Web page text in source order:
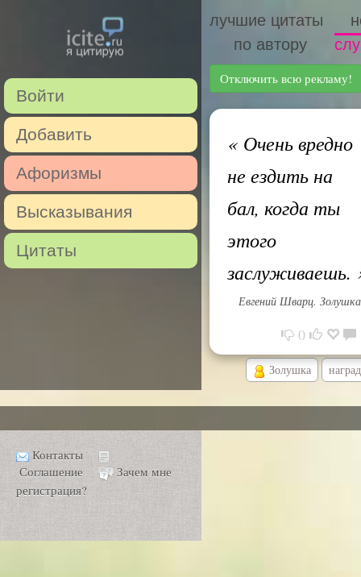
Войти
Добавить
Афоризмы
Высказывания
Цитаты
лучшие цитаты
по автору
Отключить всю рекламу!
«Очень вредно
не ездить на
бал, когда ты
этого
заслуживаешь.
Евгений Шварц. Золушка
0
Золушка
Контакты
Соглашение
Зачем мне
регистрация?